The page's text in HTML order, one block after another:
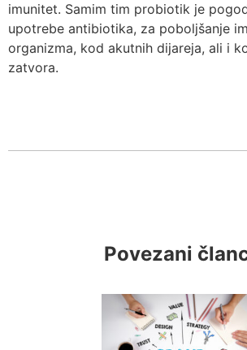
imunitet. Samim tim probiotik je
upotrebe antibiotika, za poboljšanje
organizma, kod akutnih dijareja, ali i
zatvora.
Povezani